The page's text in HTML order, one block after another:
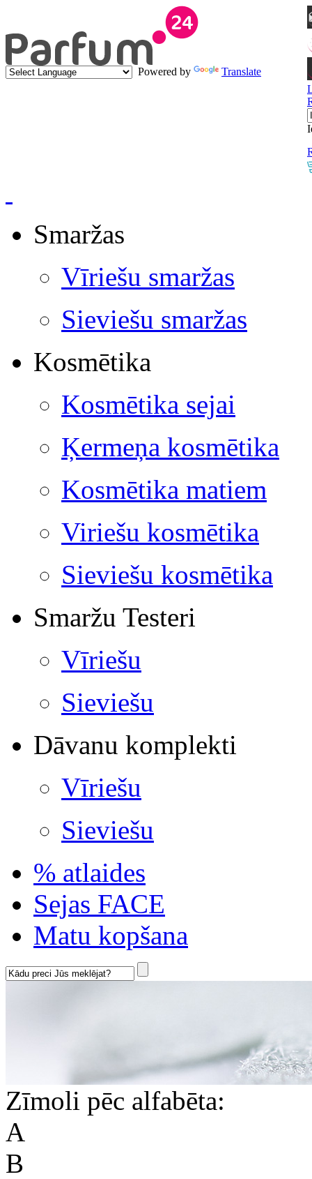
Powered by
Translate
Smaržas
Vīriešu smaržas
Sieviešu smaržas
Kosmētika
Kosmētika sejai
Ķermeņa kosmētika
Kosmētika matiem
Viriešu kosmētika
Sieviešu kosmētika
Smaržu Testeri
Vīriešu
Sieviešu
Dāvanu komplekti
Vīriešu
Sieviešu
% atlaides
Sejas FACE
Matu kopšana
Zīmoli pēc alfabēta:
A
B